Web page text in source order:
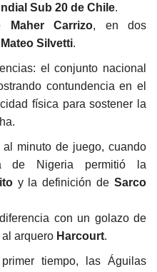
Sub 20 de Chile.
Maher Carrizo, en dos
Mateo Silvetti.
el conjunto nacional
contundencia en el
física para sostener la
minuto de juego, cuando
de Nigeria permitió la
y la definición de Sarco
con un golazo de
arquero Harcourt.
tiempo, las Águilas